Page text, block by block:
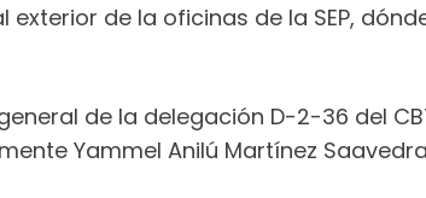
de la oficinas de la SEP,
de la delegación D-2-36 del
Yammel Anilú Martínez